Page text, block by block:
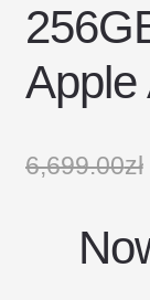
Apple
6,699.00zł